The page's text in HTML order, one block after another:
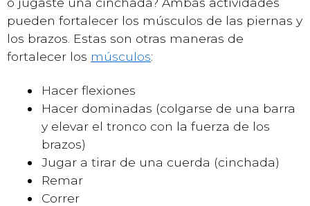
pueden fortalecer los músculos de las piernas y
los brazos. Estas son otras maneras de
fortalecer los músculos:
Hacer flexiones
Hacer dominadas (colgarse de una barra
y elevar el tronco con la fuerza de los
brazos)
Jugar a tirar de una cuerda (cinchada)
Remar
Correr